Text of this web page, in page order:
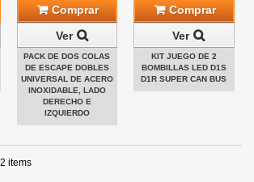
Comprar
Ver
PACK DE DOS COLAS
DE ESCAPE DOBLES
UNIVERSAL DE ACERO
INOXIDABLE, LADO
DERECHO E
IZQUIERDO
Comprar
Ver
KIT JUEGO DE 2
BOMBILLAS LED D1S
D1R SUPER CAN BUS
items